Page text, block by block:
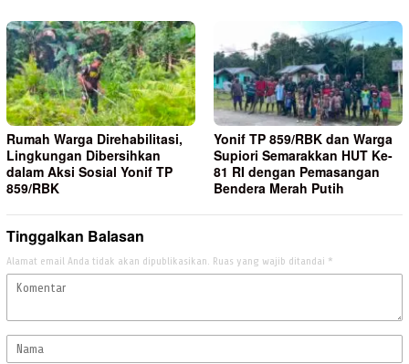
Rumah Warga Direhabilitasi,
Lingkungan Dibersihkan
dalam Aksi Sosial Yonif TP
859/RBK
Yonif TP 859/RBK dan Warga
Supiori Semarakkan HUT Ke-
81 RI dengan Pemasangan
Bendera Merah Putih
Tinggalkan Balasan
Alamat email Anda tidak akan dipublikasikan. Ruas yang wajib ditandai *